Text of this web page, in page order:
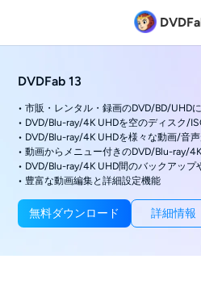
DVDFab 13
• 市販・レンタル・録画のDVD/BD/UHD
• DVD/Blu-ray/4K UHDを空のディスク/
• DVD/Blu-ray/4K UHDを様々な動画/音
• 動画からメニュー付きのDVD/Blu-ray/
• DVD/Blu-ray/4K UHD間のバックアップ
• 豊富な動画編集と詳細設定機能
無料ダウンロード 詳細情報